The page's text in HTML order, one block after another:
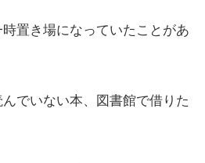
置き場になっていたことがあ
でいない本、図書館で借りた